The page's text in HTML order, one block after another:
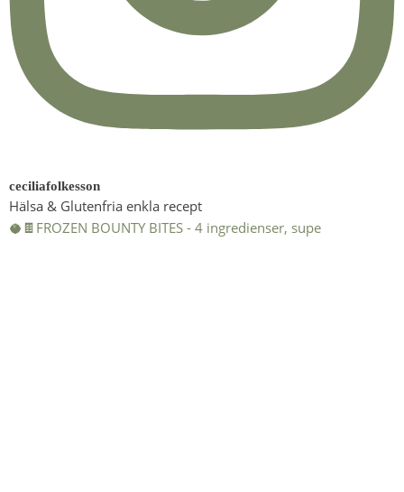
ceciliafolkesson
Hälsa & Glutenfria enkla recept
🥥🍫FROZEN BOUNTY BITES - 4 ingredienser, supe